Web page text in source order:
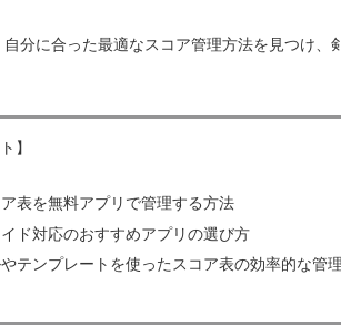
分に合った最適なスコア管理方法を見つけ、
】
表を無料アプリで管理する方法
ド対応のおすすめアプリの選び方
テンプレートを使ったスコア表の効率的な管